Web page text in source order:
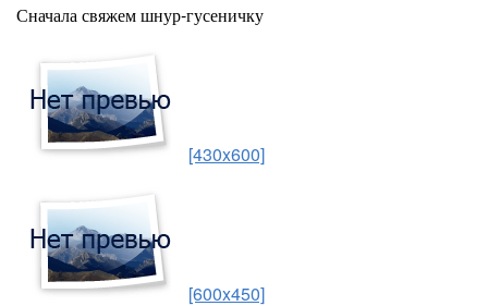
Сначала свяжем шнур-гусеничку
[430x600]
[600x450]